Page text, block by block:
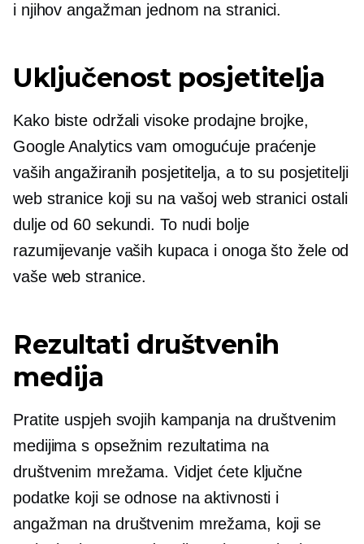
i njihov angažman jednom na stranici.
Uključenost posjetitelja
Kako biste održali visoke prodajne brojke,
Google Analytics vam omogućuje praćenje
vaših angažiranih posjetitelja, a to su posjetitelji
web stranice koji su na vašoj web stranici ostali
dulje od 60 sekundi. To nudi bolje
razumijevanje vaših kupaca i onoga što žele od
vaše web stranice.
Rezultati društvenih
medija
Pratite uspjeh svojih kampanja na društvenim
medijima s opsežnim rezultatima na
društvenim mrežama. Vidjet ćete ključne
podatke koji se odnose na aktivnosti i
angažman na društvenim mrežama, koji se